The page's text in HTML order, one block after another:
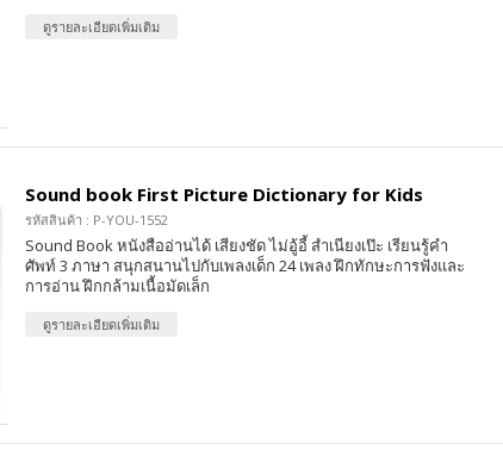
ดูรายละเอียดเพิ่มเติม
Sound book First Picture Dictionary for Kids
รหัสสินค้า : P-YOU-1552
Sound Book หนังสืออ่านได้ เสียงชัด ไม่อู้อี้ สำเนียงเป๊ะ เรียนรู้คำ
ศัพท์ 3 ภาษา สนุกสนานไปกับเพลงเด็ก 24 เพลง ฝึกทักษะการฟังและ
การอ่าน ฝึกกล้ามเนื้อมัดเล็ก
ดูรายละเอียดเพิ่มเติม